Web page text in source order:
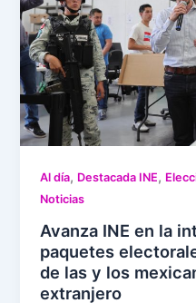
Al día, Destacada INE,
Noticias
Avanza INE en la
paquetes
de las y los
extranjero